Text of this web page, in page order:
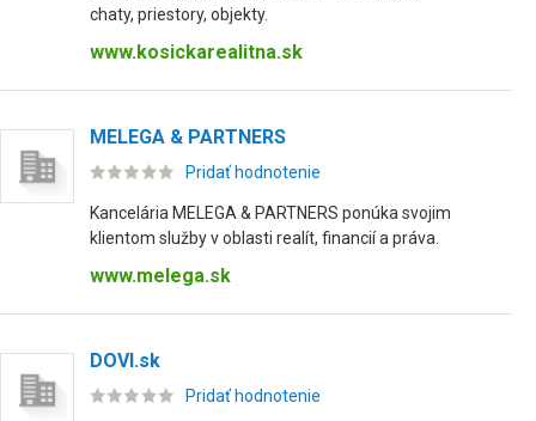
chaty, priestory, objekty.
www.kosickarealitna.sk
MELEGA & PARTNERS
Pridať hodnotenie
Kancelária MELEGA & PARTNERS ponúka svojim
klientom služby v oblasti realít, financií a práva.
www.melega.sk
DOVI.sk
Pridať hodnotenie